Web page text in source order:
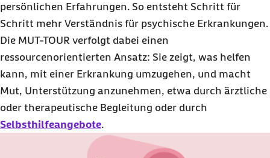
persönlichen Erfahrungen. So entsteht Schritt für
Schritt mehr Verständnis für psychische Erkrankungen.
Die MUT-TOUR verfolgt dabei einen
ressourcenorientierten Ansatz: Sie zeigt, was helfen
kann, mit einer Erkrankung umzugehen, und macht
Mut, Unterstützung anzunehmen, etwa durch ärztliche
oder therapeutische Begleitung oder durch
Selbsthilfeangebote.